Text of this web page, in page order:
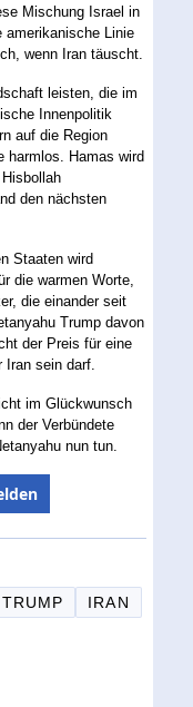
Mischung Israel in
amerikanische Linie
wenn Iran täuscht.
leisten, die im
Innenpolitik
auf die Region
harmlos. Hamas wird
den nächsten
Staaten wird
die warmen Worte,
die einander seit
Trump davon
der Preis für eine
sein darf.
im Glückwunsch
der Verbündete
nun tun.
TRUMP
IRAN